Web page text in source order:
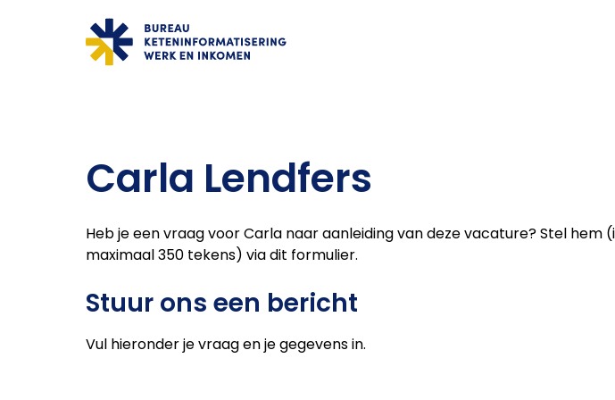
"ga naar homepagina"
Carla Lendfers
Heb je een vraag voor Carla naar aanleiding van deze vacature? Stel hem
maximaal 350 tekens) via dit formulier.
Stuur ons een bericht
Vul hieronder je vraag en je gegevens in.